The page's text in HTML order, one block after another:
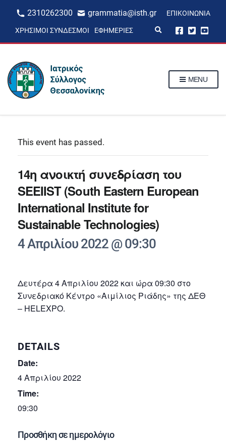
2310262300 grammatia@isth.gr ΕΠΙΚΟΙΝΩΝΊΑ
ΧΡΉΣΙΜΟΙ ΣΎΝΔΕΣΜΟΙ ΕΦΗΜΕΡΊΕΣ
p
MENU
This event has passed.
14η ανοικτή συνεδρίαση του
SEEIIST (South Eastern European
International Institute for
Sustainable Technologies)
4 Απριλίου 2022 @ 09:30
Δευτέρα 4 Απριλίου 2022 και ώρα 09:30 στο
Συνεδριακό Κέντρο «Αιμίλιος Ριάδης» της ΔΕΘ
– HELEXPO.
DETAILS
Date:
4 Απριλίου 2022
Time:
09:30
Προσθήκη σε ημερολόγιο